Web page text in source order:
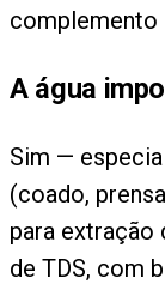
complemento
A água
Sim —
(coado,
para extração
de TDS, com